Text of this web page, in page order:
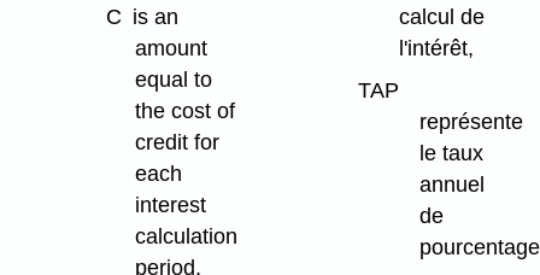
C is an
amount
equal to
the cost of
credit for
each
interest
calculation
period,
calcul de
l'intérêt,
TAP
représente
le taux
annuel
de